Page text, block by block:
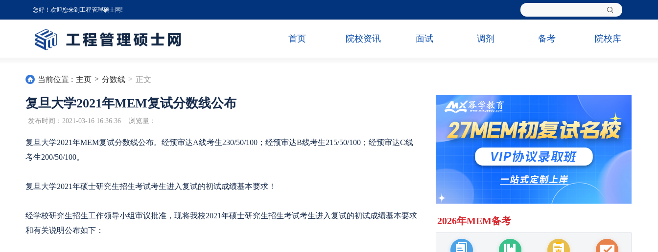
您好！欢迎您来到工程管理硕士网!
首页 院校资讯 面试 调剂 备考 院校库
当前位置 : 主页 > 分数线 > 正文
复旦大学2021年MEM复试分数线公布
发布时间：2021-03-16 16:36:36 浏览量：
复旦大学2021年MEM复试分数线公布。经预审达A线考生230/50/100；经预审达B线考生215/50/100；经预审达C线
考生200/50/100。
复旦大学2021年硕士研究生招生考试考生进入复试的初试成绩基本要求！
经学校研究生招生工作领导小组审议批准，现将我校2021年硕士研究生招生考试考生进入复试的初试成绩基本要求
和有关说明公布如下：
2026年MEM备考